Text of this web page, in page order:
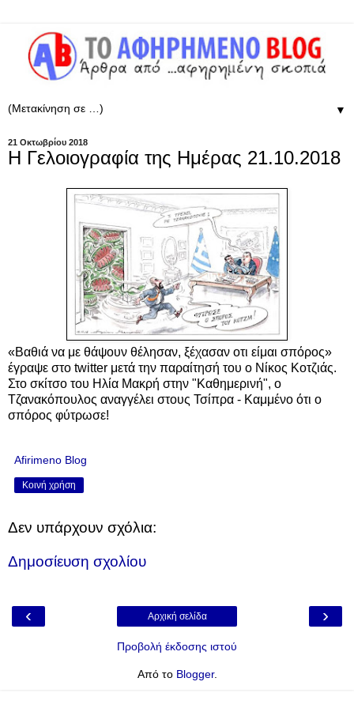
▼
21 Οκτωβρίου 2018
Η Γελοιογραφία της Ημέρας 21.10.2018
«Βαθιά να με θάψουν θέλησαν, ξέχασαν οτι είμαι σπόρος»
έγραψε στο twitter μετά την παραίτησή του ο Νίκος Κοτζιάς.
Στο σκίτσο του Ηλία Μακρή στην "Καθημερινή", ο
Τζανακόπουλος αναγγέλει στους Τσίπρα - Καμμένο ότι ο
σπόρος φύτρωσε!
Afirimeno Blog
Κοινή χρήση
Δεν υπάρχουν σχόλια:
Δημοσίευση σχολίου
‹ ›
Αρχική σελίδα
Προβολή έκδοσης ιστού
Από το Blogger.